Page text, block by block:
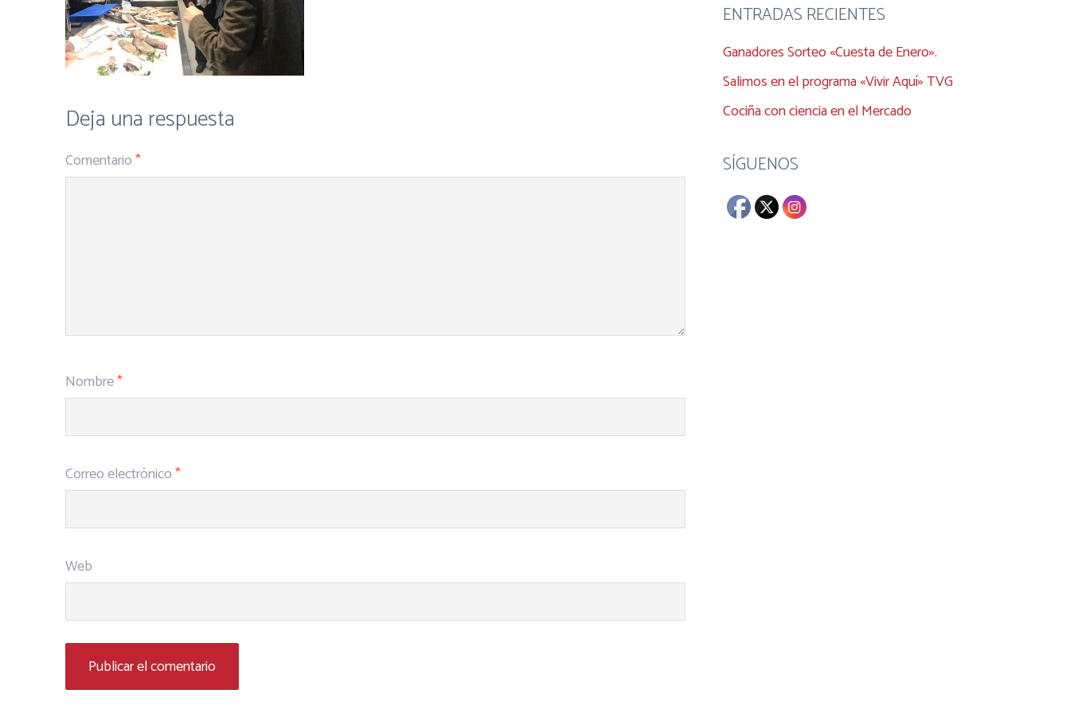
Deja una respuesta
Comentario*
Nombre*
Correo electrónico*
Web
ENTRADAS RECIENTES
Ganadores Sorteo «Cuesta de Enero».
Salimos en el programa «Vivir Aquí» TVG
Cociña con ciencia en el Mercado
SÍGUENOS